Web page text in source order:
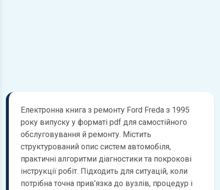
Електронна книга з ремонту Ford Freda з 1995
року випуску у форматі pdf для самостійного
обслуговування й ремонту. Містить
структурований опис систем автомобіля,
практичні алгоритми діагностики та покрокові
інструкції робіт. Підходить для ситуацій, коли
потрібна точна прив’язка до вузлів, процедур і